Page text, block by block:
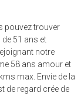
pouvez trouver
51 ans et
notre
58 ans amour et
max. Envie de la
de regard crée de